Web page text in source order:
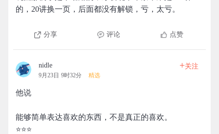
的，20讲换一页，后面都没有解锁，亏，太亏。
分享 评论 点赞
nidle
9月23日 9时32分 精选
+关注
他说
能够简单表达喜欢的东西，不是真正的喜欢。
⭐⭐⭐